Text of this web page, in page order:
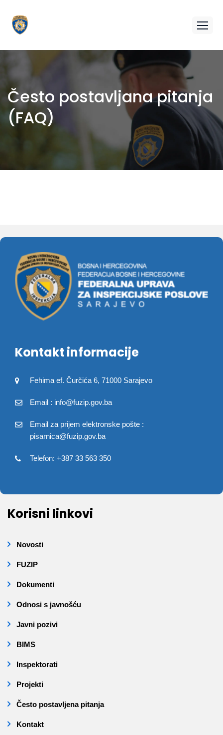
Često postavljana pitanja
(FAQ)
Kontakt informacije
Fehima ef. Čurčića 6, 71000 Sarajevo
Email : info@fuzip.gov.ba
Email za prijem elektronske pošte :
pisarnica@fuzip.gov.ba
Telefon: +387 33 563 350
Korisni linkovi
Novosti
FUZIP
Dokumenti
Odnosi s javnošću
Javni pozivi
BIMS
Inspektorati
Projekti
Često postavljena pitanja
Kontakt